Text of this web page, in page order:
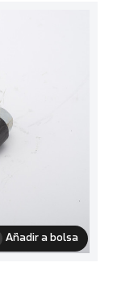
Añadir a bolsa